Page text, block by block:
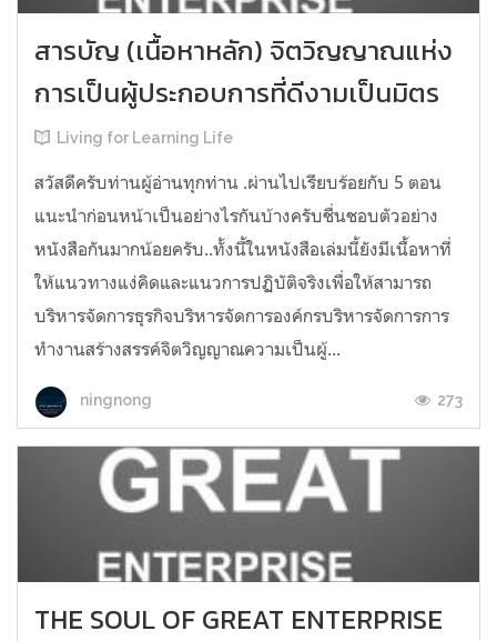
สารบัญ (เนื้อหาหลัก) จิตวิญญาณแห่ง
การเป็นผู้ประกอบการที่ดีงามเป็นมิตร
Living for Learning Life
สวัสดีครับท่านผู้อ่านทุกท่าน .ผ่านไปเรียบร้อยกับ 5 ตอน
แนะนำก่อนหน้าเป็นอย่างไรกันบ้างครับชื่นชอบตัวอย่าง
หนังสือกันมากน้อยครับ..ทั้งนี้ในหนังสือเล่มนี้ยังมีเนื้อหาที่
ให้แนวทางแง่คิดและแนวการปฏิบัติจริงเพื่อให้สามารถ
บริหารจัดการธุรกิจบริหารจัดการองค์กรบริหารจัดการการ
ทำงานสร้างสรรค์จิตวิญญาณความเป็นผู้...
ningnong 273
THE SOUL OF GREAT ENTERPRISE